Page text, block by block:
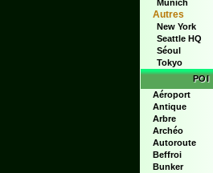
Munich
Autres
New York
Seattle HQ
Séoul
Tokyo
POI
Aéroport
Antique
Arbre
Archéo
Autoroute
Beffroi
Bunker